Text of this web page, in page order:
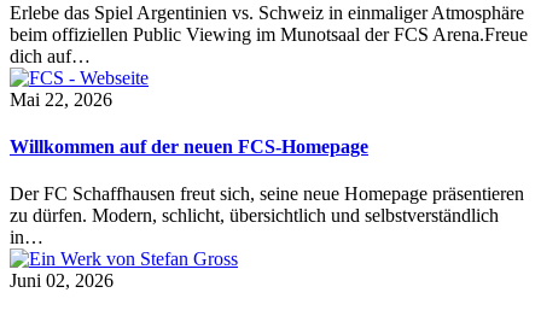
Erlebe das Spiel Argentinien vs. Schweiz in einmaliger Atmosphäre
beim offiziellen Public Viewing im Munotsaal der FCS Arena.Freue
dich auf…
Mai 22, 2026
Willkommen auf der neuen FCS-Homepage
Der FC Schaffhausen freut sich, seine neue Homepage präsentieren
zu dürfen. Modern, schlicht, übersichtlich und selbstverständlich
in…
Juni 02, 2026